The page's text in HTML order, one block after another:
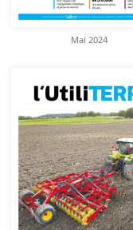
Mai 2024